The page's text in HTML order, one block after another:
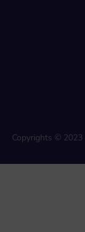
Copyrights © 2023